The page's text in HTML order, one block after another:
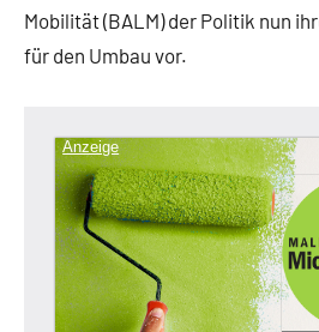
Mobilität (BALM) der Politik nun
für den Umbau vor.
Anzeige